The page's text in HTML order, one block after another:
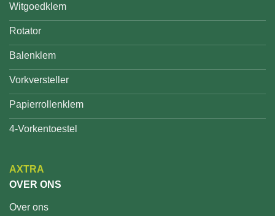
Witgoedklem
Rotator
Balenklem
Vorkversteller
Papierrollenklem
4-Vorkentoestel
AXTRA
OVER ONS
Over ons